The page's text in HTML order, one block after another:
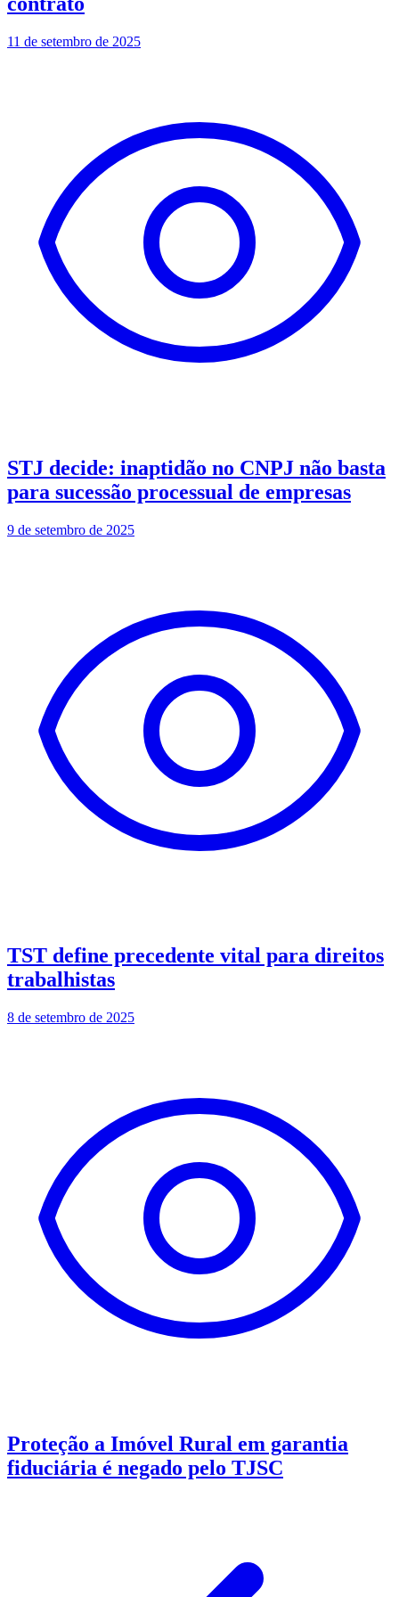
11 de setembro de 2025
STJ decide: inaptidão no CNPJ não basta
para sucessão processual de empresas
9 de setembro de 2025
TST define precedente vital para direitos
trabalhistas
8 de setembro de 2025
Proteção a Imóvel Rural em garantia
fiduciária é negado pelo TJSC